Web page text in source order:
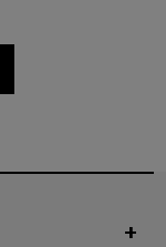
+